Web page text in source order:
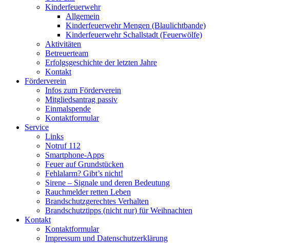
Kinderfeuerwehr
Allgemein
Kinderfeuerwehr Mengen (Blaulichtbande)
Kinderfeuerwehr Schallstadt (Feuerwölfe)
Aktivitäten
Betreuerteam
Erfolgsgeschichte der letzten Jahre
Kontakt
Förderverein
Infos zum Förderverein
Mitgliedsantrag passiv
Einmalspende
Kontaktformular
Service
Links
Notruf 112
Smartphone-Apps
Feuer auf Grundstücken
Fehlalarm? Gibt’s nicht!
Sirene – Signale und deren Bedeutung
Rauchmelder retten Leben
Brandschutzgerechtes Verhalten
Brandschutztipps (nicht nur) für Weihnachten
Kontakt
Kontaktformular
Impressum und Datenschutzerklärung